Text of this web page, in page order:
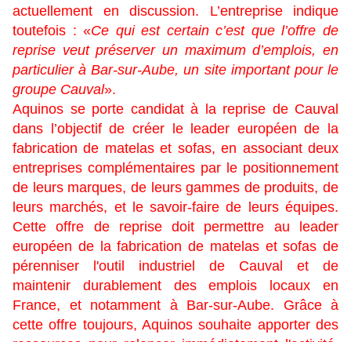
actuellement en discussion. L’entreprise indique
toutefois : «Ce qui est certain c’est que l’offre de
reprise veut préserver un maximum d’emplois, en
particulier à Bar-sur-Aube, un site important pour le
groupe Cauval».
Aquinos se porte candidat à la reprise de Cauval
dans l’objectif de créer le leader européen de la
fabrication de matelas et sofas, en associant deux
entreprises complémentaires par le positionnement
de leurs marques, de leurs gammes de produits, de
leurs marchés, et le savoir-faire de leurs équipes.
Cette offre de reprise doit permettre au leader
européen de la fabrication de matelas et sofas de
pérenniser l'outil industriel de Cauval et de
maintenir durablement des emplois locaux en
France, et notamment à Bar-sur-Aube. Grâce à
cette offre toujours, Aquinos souhaite apporter des